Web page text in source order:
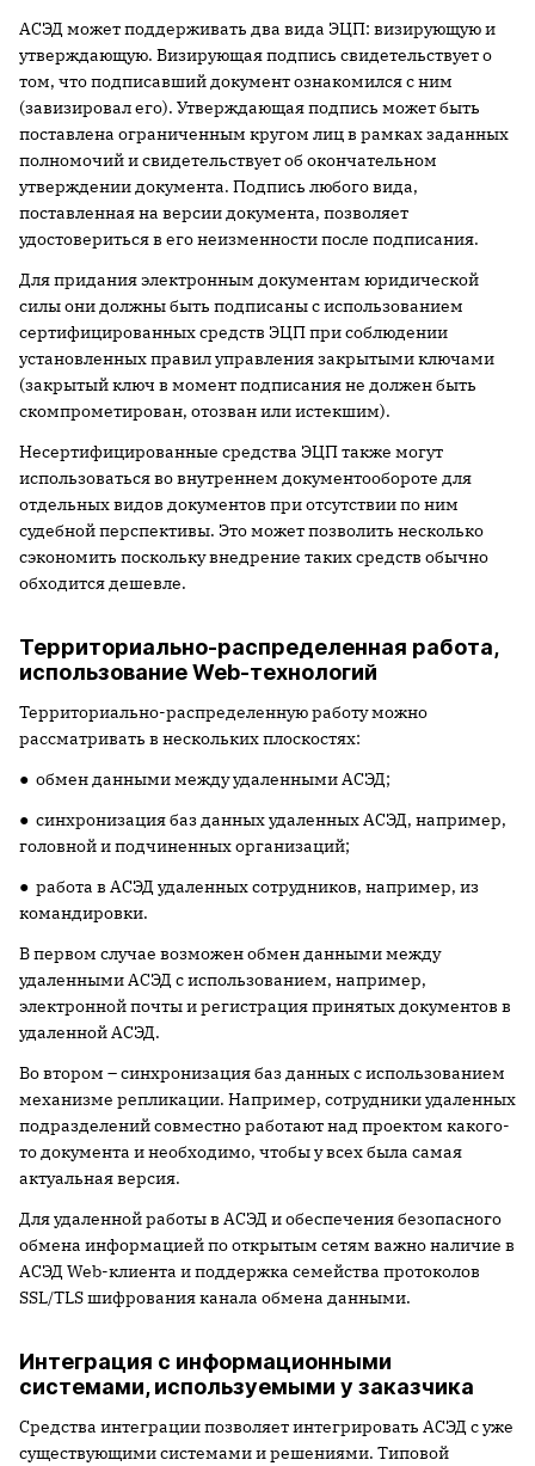
АСЭД может поддерживать два вида ЭЦП: визирующую и
утверждающую. Визирующая подпись свидетельствует о
том, что подписавший документ ознакомился с ним
(завизировал его). Утверждающая подпись может быть
поставлена ограниченным кругом лиц в рамках заданных
полномочий и свидетельствует об окончательном
утверждении документа. Подпись любого вида,
поставленная на версии документа, позволяет
удостовериться в его неизменности после подписания.
Для придания электронным документам юридической
силы они должны быть подписаны с использованием
сертифицированных средств ЭЦП при соблюдении
установленных правил управления закрытыми ключами
(закрытый ключ в момент подписания не должен быть
скомпрометирован, отозван или истекшим).
Несертифицированные средства ЭЦП также могут
использоваться во внутреннем документообороте для
отдельных видов документов при отсутствии по ним
судебной перспективы. Это может позволить несколько
сэкономить поскольку внедрение таких средств обычно
обходится дешевле.
Территориально-распределенная работа,
использование Web-технологий
Территориально-распределенную работу можно
рассматривать в нескольких плоскостях:
● обмен данными между удаленными АСЭД;
● синхронизация баз данных удаленных АСЭД, например,
головной и подчиненных организаций;
● работа в АСЭД удаленных сотрудников, например, из
командировки.
В первом случае возможен обмен данными между
удаленными АСЭД с использованием, например,
электронной почты и регистрация принятых документов в
удаленной АСЭД.
Во втором – синхронизация баз данных с использованием
механизме репликации. Например, сотрудники удаленных
подразделений совместно работают над проектом какого-
то документа и необходимо, чтобы у всех была самая
актуальная версия.
Для удаленной работы в АСЭД и обеспечения безопасного
обмена информацией по открытым сетям важно наличие в
АСЭД Web-клиента и поддержка семейства протоколов
SSL/TLS шифрования канала обмена данными.
Интеграция с информационными
системами, используемыми у заказчика
Средства интеграции позволяет интегрировать АСЭД с уже
существующими системами и решениями. Типовой